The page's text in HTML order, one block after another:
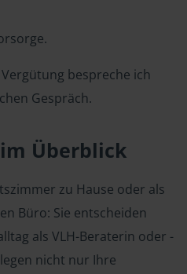
bespreche ich
Gespräch.
Überblick
zu Hause oder als
Büro: Sie entscheiden
als VLH-Beraterin oder -
nicht nur Ihre